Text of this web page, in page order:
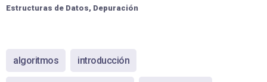
Estructuras de Datos, Depuración
algoritmos introducción